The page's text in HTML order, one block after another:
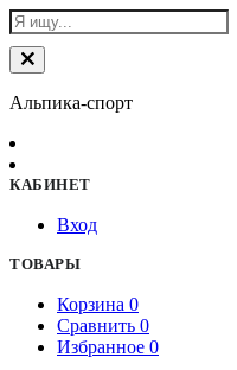
Альпика-спорт
КАБИНЕТ
Вход
ТОВАРЫ
Корзина 0
Сравнить 0
Избранное 0